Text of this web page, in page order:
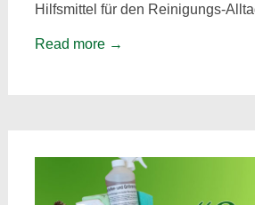
Hilfsmittel für den Reinigungs-
Read more →